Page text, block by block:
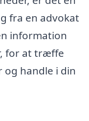
fra en advokat
information
for at træffe
handle i din